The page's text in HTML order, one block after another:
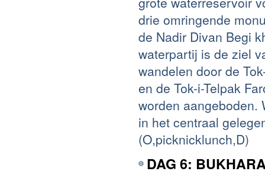
drie omringende
de Nadir Divan Begi
waterpartij is de ziel
wandelen door de
en de Tok-i-Telpak
worden aangeboden.
in het centraal
(O,picknicklunch,D)
DAG 6: